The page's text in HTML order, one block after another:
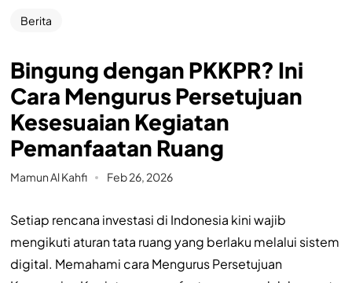
Berita
Bingung dengan PKKPR? Ini
Cara Mengurus Persetujuan
Kesesuaian Kegiatan
Pemanfaatan Ruang
Mamun Al Kahfi Feb 26, 2026
Setiap rencana investasi di Indonesia kini wajib
mengikuti aturan tata ruang yang berlaku melalui sistem
digital. Memahami cara Mengurus Persetujuan